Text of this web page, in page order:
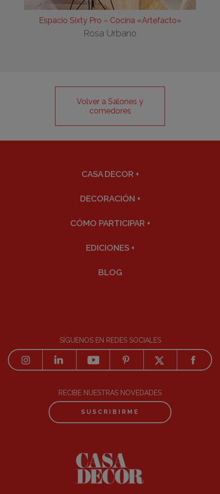
Espacio Sixty Pro – Cocina «Artefacto»
Rosa Urbano
Volver a Salones y
comedores
CASA DECOR +
DECORACIÓN +
CÓMO PARTICIPAR +
EDICIONES +
BLOG
SÍGUENOS EN REDES SOCIALES
RECIBE NUESTRAS NOVEDADES
SUSCRIBIRME